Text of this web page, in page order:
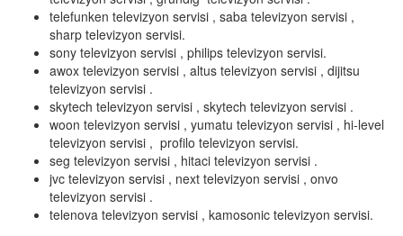
telefunken televizyon servisi , saba televizyon servisi ,
sharp televizyon servisi.
sony televizyon servisi , philips televizyon servisi.
awox televizyon servisi , altus televizyon servisi , dijitsu
televizyon servisi .
skytech televizyon servisi , skytech televizyon servisi .
woon televizyon servisi , yumatu televizyon servisi , hi-level
televizyon servisi , profilo televizyon servisi.
seg televizyon servisi , hitaci televizyon servisi .
jvc televizyon servisi , next televizyon servisi , onvo
televizyon servisi .
telenova televizyon servisi , kamosonic televizyon servisi.